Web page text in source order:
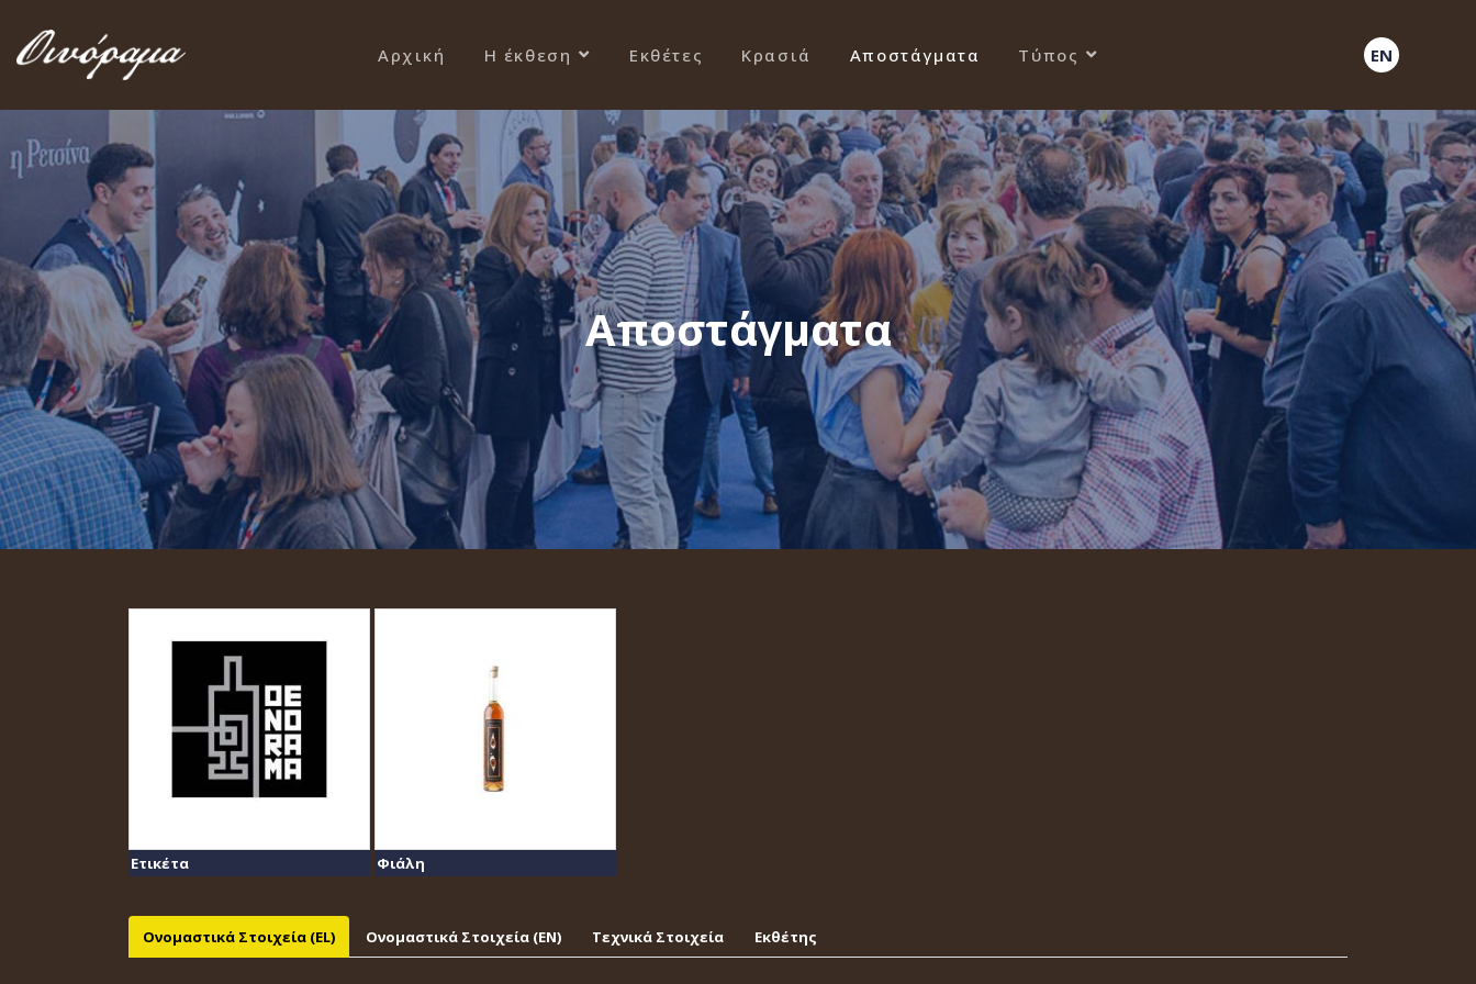
Αρχική Η έκθεση Εκθέτες Κρασιά Αποστάγματα Τύπος EN
Αποστάγματα
Ετικέτα Φιάλη
Ονομαστικά Στοιχεία (EL) Ονομαστικά Στοιχεία (EΝ) Τεχνικά Στοιχεία Εκθέτης